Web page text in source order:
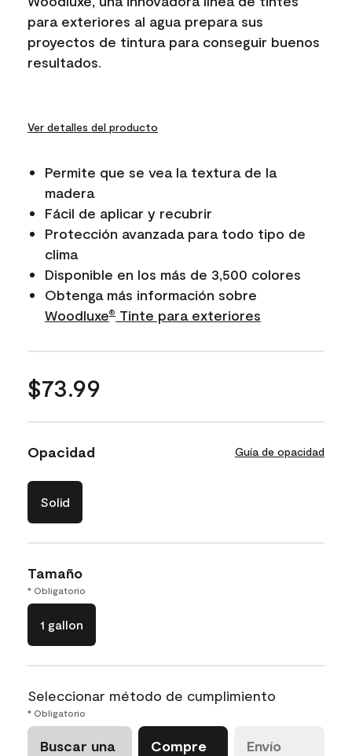
para exteriores al agua prepara sus
proyectos de tintura para conseguir buenos
resultados.
Ver detalles del producto
Permite que se vea la textura de la
madera
Fácil de aplicar y recubrir
Protección avanzada para todo tipo de
clima
Disponible en los más de 3,500 colores
Obtenga más información sobre
Woodluxe​​​​​​​® Tinte para exteriores
$73.99
Opacidad Guía de opacidad
Solid
Tamaño
* Obligatorio
1 gallon
Seleccionar método de cumplimiento
* Obligatorio
Buscar una
Compre
Envío